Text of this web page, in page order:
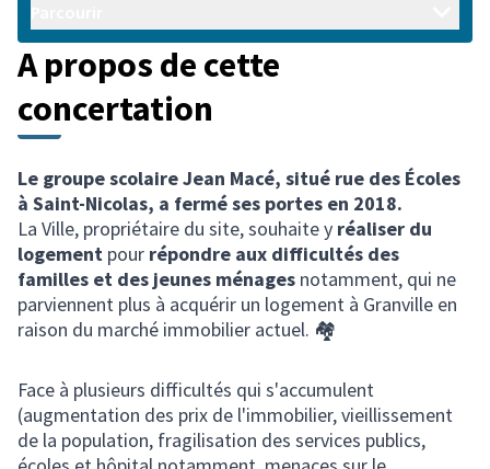
A propos de cette
concertation
Le groupe scolaire Jean Macé, situé rue des Écoles
à Saint-Nicolas, a fermé ses portes en 2018.
La Ville, propriétaire du site, souhaite y réaliser du
logement pour répondre aux difficultés des
familles et des jeunes ménages notamment, qui ne
parviennent plus à acquérir un logement à Granville en
raison du marché immobilier actuel. 🏘️
Face à plusieurs difficultés qui s'accumulent
(augmentation des prix de l'immobilier, vieillissement
de la population, fragilisation des services publics,